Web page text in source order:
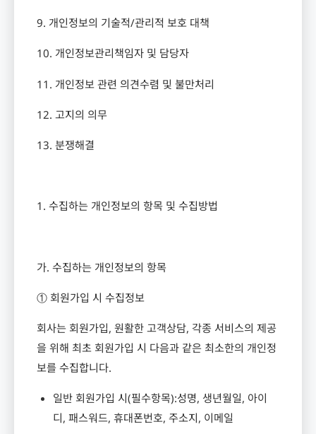
9. 개인정보의 기술적/관리적 보호 대책
10. 개인정보관리책임자 및 담당자
11. 개인정보 관련 의견수렴 및 불만처리
12. 고지의 의무
13. 분쟁해결
1. 수집하는 개인정보의 항목 및 수집방법
가. 수집하는 개인정보의 항목
① 회원가입 시 수집정보
회사는 회원가입, 원활한 고객상담, 각종 서비스의 제공
을 위해 최초 회원가입 시 다음과 같은 최소한의 개인정
보를 수집합니다.
일반 회원가입 시(필수항목):성명, 생년월일, 아이
디, 패스워드, 휴대폰번호, 주소지, 이메일